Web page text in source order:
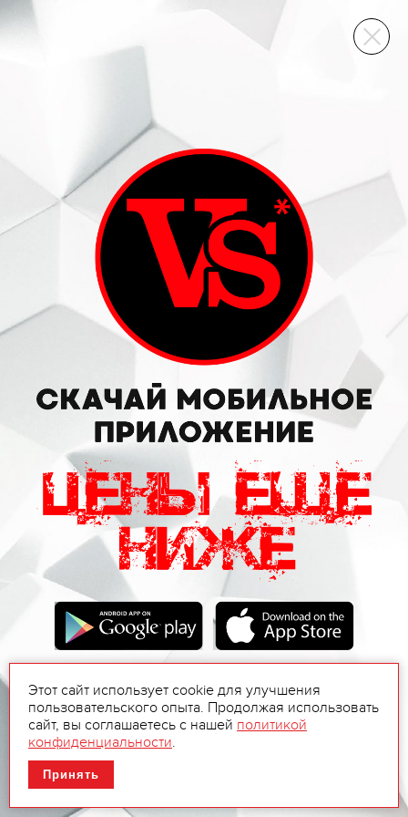
ВИННЫЙ СКЛАД
Этот сайт использует cookie для улучшения
пользовательского опыта. Продолжая использовать
сайт, вы соглашаетесь с нашей политикой
конфиденциальности.
Принять